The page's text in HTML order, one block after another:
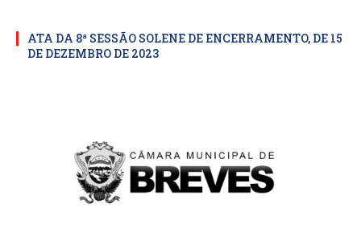
ATA DA 8ª SESSÃO SOLENE DE ENCERRAMENTO, DE 15
DE DEZEMBRO DE 2023